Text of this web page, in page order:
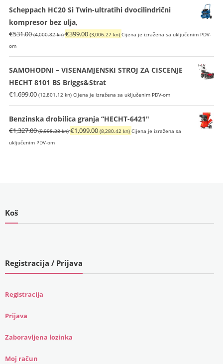
Scheppach HC20 Si Twin-ultratihi dvocilindrični
kompresor bez ulja,
€531.00 (4,000.82 kn)Izvorna
bila
je:
€531.00
€399.00 (3,006.27 kn) Trenutna
je:
€399.00
Cijena je izražena sa uključenim PDV-
om
SAMOHODNI – VISENAMJENSKI STROJ ZA CISCENJE
HECHT 8101 BS Briggs&Strat
€1,699.00 (12,801.12 kn) Cijena je izražena sa uključenim PDV-om
Benzinska drobilica granja “HECHT-6421"
€1,327.00 (9,998.28 kn)Izvorna
€1,099.00 (8,280.42 kn) Trenutna
Cijena je izražena sa
uključenim PDV-om
Koš
Registracija / Prijava
Registracija
Prijava
Zaboravljena lozinka
Moj račun